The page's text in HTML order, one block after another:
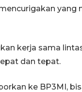
yang
kerja sama
dan tepat.
ke BP3MI,
Kecelakaan
28 April 2026 6:17 WIB